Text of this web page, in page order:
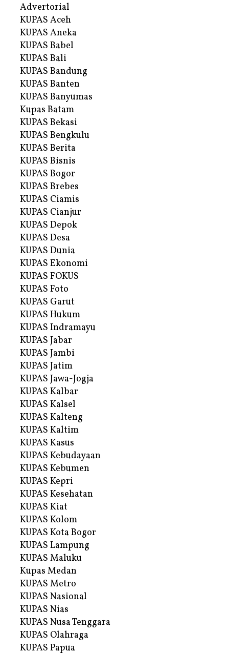
Advertorial
KUPAS Aceh
KUPAS Aneka
KUPAS Babel
KUPAS Bali
KUPAS Bandung
KUPAS Banten
KUPAS Banyumas
Kupas Batam
KUPAS Bekasi
KUPAS Bengkulu
KUPAS Berita
KUPAS Bisnis
KUPAS Bogor
KUPAS Brebes
KUPAS Ciamis
KUPAS Cianjur
KUPAS Depok
KUPAS Desa
KUPAS Dunia
KUPAS Ekonomi
KUPAS FOKUS
KUPAS Foto
KUPAS Garut
KUPAS Hukum
KUPAS Indramayu
KUPAS Jabar
KUPAS Jambi
KUPAS Jatim
KUPAS Jawa-Jogja
KUPAS Kalbar
KUPAS Kalsel
KUPAS Kalteng
KUPAS Kaltim
KUPAS Kasus
KUPAS Kebudayaan
KUPAS Kebumen
KUPAS Kepri
KUPAS Kesehatan
KUPAS Kiat
KUPAS Kolom
KUPAS Kota Bogor
KUPAS Lampung
KUPAS Maluku
Kupas Medan
KUPAS Metro
KUPAS Nasional
KUPAS Nias
KUPAS Nusa Tenggara
KUPAS Olahraga
KUPAS Papua